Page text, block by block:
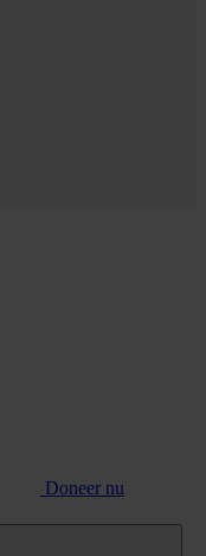
Doneer nu